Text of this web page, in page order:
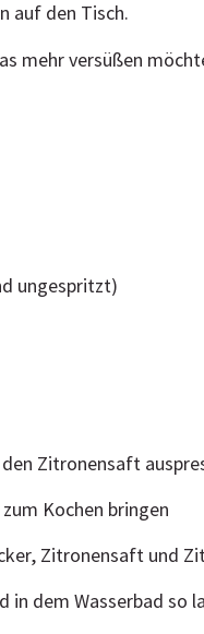
auf den Tisch.
mehr versüßen
ungespritzt)
Zitronensaft
Kochen bringen
Zitronensaft und
in dem Wasserbad